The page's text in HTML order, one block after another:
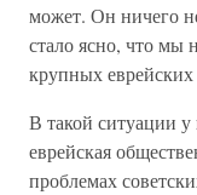
может. Он ничего
стало ясно, что мы
крупных
В такой ситуации
еврейская
проблемах